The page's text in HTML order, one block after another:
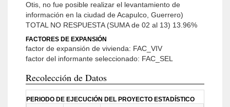
Otis, no fue posible realizar el levantamiento de
información en la ciudad de Acapulco, Guerrero)
TOTAL NO RESPUESTA (SUMA de 02 al 13) 13.96%
FACTORES DE EXPANSIÓN
factor de expansión de vivienda: FAC_VIV
factor del informante seleccionado: FAC_SEL
Recolección de Datos
PERIODO DE EJECUCIÓN DEL PROYECTO ESTADÍSTICO